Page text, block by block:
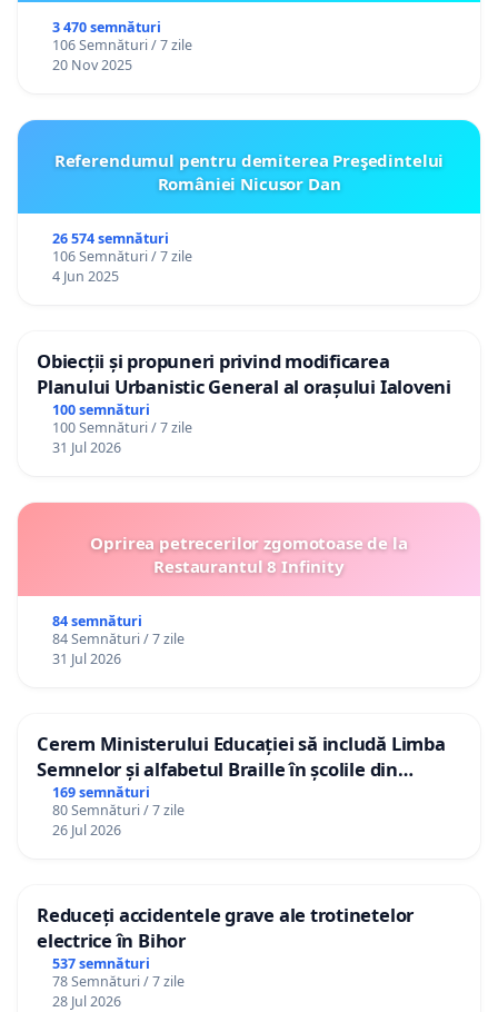
3 470 semnături
106 Semnături / 7 zile
20 Nov 2025
Referendumul pentru demiterea Preşedintelui
României Nicusor Dan
26 574 semnături
106 Semnături / 7 zile
4 Jun 2025
Obiecții și propuneri privind modificarea
Planului Urbanistic General al orașului Ialoveni
100 semnături
100 Semnături / 7 zile
31 Jul 2026
Oprirea petrecerilor zgomotoase de la
Restaurantul 8 Infinity
84 semnături
84 Semnături / 7 zile
31 Jul 2026
Cerem Ministerului Educației să includă Limba
Semnelor și alfabetul Braille în școlile din
Republica Moldova!
169 semnături
80 Semnături / 7 zile
26 Jul 2026
Reduceți accidentele grave ale trotinetelor
electrice în Bihor
537 semnături
78 Semnături / 7 zile
28 Jul 2026